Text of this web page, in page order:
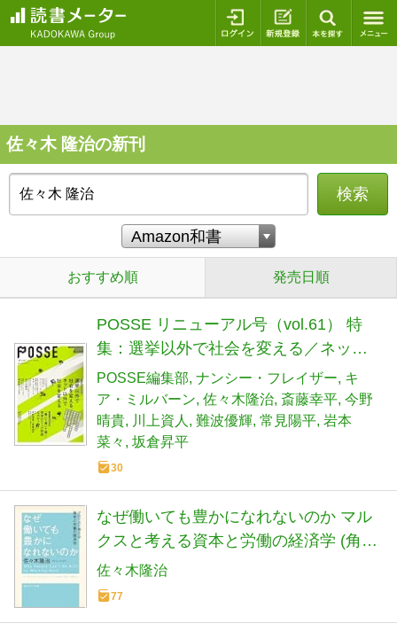
ログイン 新規登録
佐々木 隆治の新刊
検索
おすすめ順 発売日順
POSSE リニューアル号（vol.61） 特
集：選挙以外で社会を変える／ネット
以外で社会を変える
POSSE編集部 ナンシー・フレイザー キ
ア・ミルバーン 佐々木隆治 斎藤幸平 今野
晴貴
川上資人 難波優輝 常見陽平 岩本
菜々
坂倉昇平
30
なぜ働いても豊かになれないのか マル
クスと考える資本と労働の経済学 (角川
ソフィア文庫)
佐々木隆治
77